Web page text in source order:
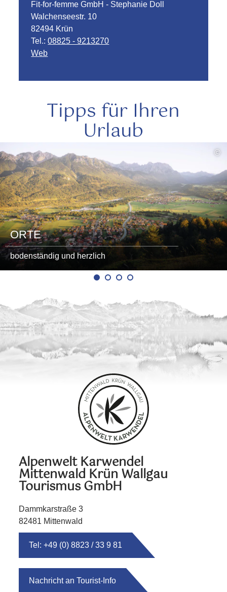
Fit-for-femme GmbH - Stephanie Doll
Walchenseestr. 10
82494 Krün
Tel.:08825 - 9213270
Web
Tipps für Ihren
Urlaub
©
ORTE
bodenständig und herzlich
Alpenwelt Karwendel
Mittenwald Krün Wallgau
Tourismus GmbH
Dammkarstraße 3
82481 Mittenwald
Tel: +49 (0) 8823 / 33 9 81
Nachricht an Tourist-Info